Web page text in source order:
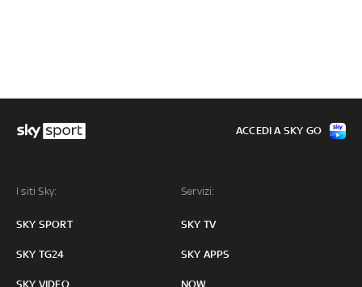
I siti Sky:
SKY SPORT
SKY TG24
SKY VIDEO
Servizi:
SKY TV
SKY APPS
NOW
ACCEDI A SKY GO